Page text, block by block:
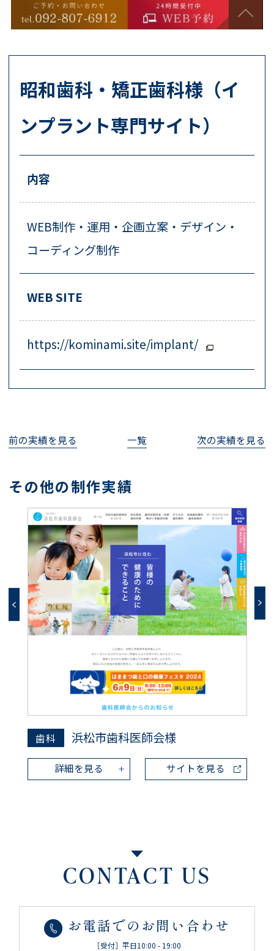
昭和歯科・矯正歯科様（イ
ンプラント専門サイト）
内容
WEB制作・運用・企画立案・デザイン・
コーディング制作
WEB SITE
https://kominami.site/implant/
前の実績を見る 一覧 次の実績を見る
その他の制作実績
歯科 浜松市歯科医師会様
詳細を見る サイトを見る
CONTACT US
お電話でのお問い合わせ
［受付］平日10:00 - 19:00